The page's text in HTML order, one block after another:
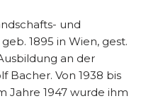
und
1895 in Wien, gest.
an der
Bacher. Von 1938 bis
Jahre 1947 wurde ihm